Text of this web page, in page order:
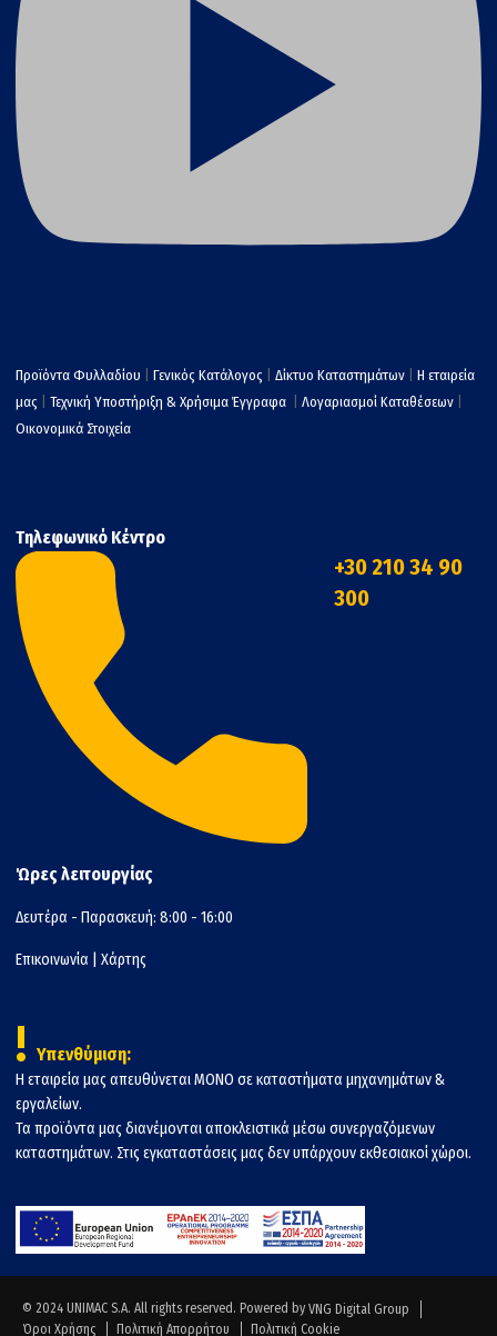
Προϊόντα Φυλλαδίου Γενικός Κατάλογος Δίκτυο Καταστημάτων
Η εταιρεία
μας
Τεχνική Υποστήριξη & Χρήσιμα Έγγραφα Λογαριασμοί Καταθέσεων
Οικονομικά Στοιχεία
Τηλεφωνικό Κέντρο
+30 210 34 90
300
Ώρες λειτουργίας
Δευτέρα - Παρασκευή: 8:00 - 16:00
Επικοινωνία Χάρτης
! Υπενθύμιση:
Η εταιρεία μας απευθύνεται ΜΟΝΟ σε καταστήματα μηχανημάτων &
εργαλείων.
Τα προϊόντα μας διανέμονται αποκλειστικά μέσω συνεργαζόμενων
καταστημάτων. Στις εγκαταστάσεις μας δεν υπάρχουν εκθεσιακοί χώροι.
© 2024 UNIMAC S.A. All rights reserved. Powered by VNG Digital Group
Όροι Χρήσης
Πολιτική Απορρήτου Πολιτική Cookie